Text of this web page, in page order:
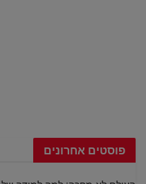
פוסטים אחרונים